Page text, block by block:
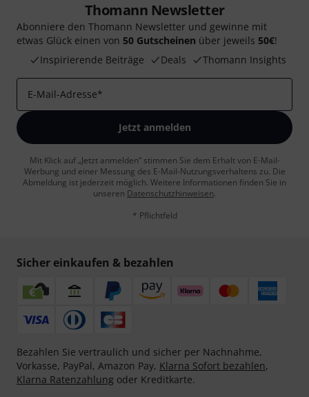
Thomann Newsletter
Abonniere den Thomann Newsletter und gewinne mit
etwas Glück einen von 50 Gutscheinen über jeweils 50€!
Inspirierende Beiträge
Deals Thomann Insights
E-Mail-Adresse*
Jetzt anmelden
Mit Klick auf „Jetzt anmelden“ stimmen Sie dem Erhalt von E-Mail-
Werbung und einer Messung des E-Mail-Nutzungsverhaltens zu. Die
Abmeldung ist jederzeit möglich. Weitere Informationen finden Sie in
unseren Datenschutzhinweisen.
* Pflichtfeld
Sicher einkaufen & bezahlen
Bezahlen Sie vertraulich und sicher per Nachnahme,
Vorkasse, PayPal, Amazon Pay, Klarna Sofort bezahlen,
Klarna Ratenzahlung oder Kreditkarte.